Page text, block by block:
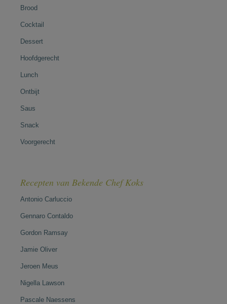
Brood
Cocktail
Dessert
Hoofdgerecht
Lunch
Ontbijt
Saus
Snack
Voorgerecht
Recepten van Bekende Chef Koks
Antonio Carluccio
Gennaro Contaldo
Gordon Ramsay
Jamie Oliver
Jeroen Meus
Nigella Lawson
Pascale Naessens